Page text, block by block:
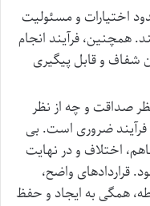
اختیارات و مسئولیت
همچنین، فرآیند انجام
شفاف و قابل پیگیری
صداقت و چه از نظر
ضروری است. بی
اختلاف و در نهایت
واضح،
همگی به ایجاد و حفظ